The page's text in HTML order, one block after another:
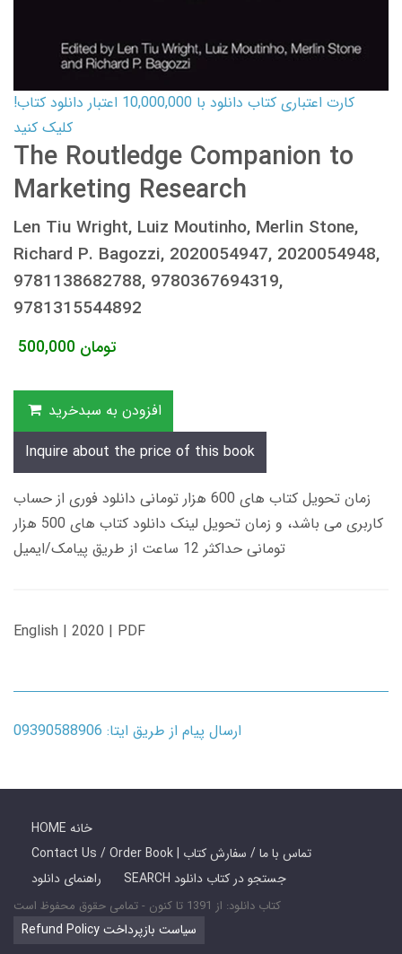
کارت اعتباری کتاب دانلود با 10,000,000 اعتبار دانلود کتاب!
کلیک کنید
The Routledge Companion to
Marketing Research
Len Tiu Wright, Luiz Moutinho, Merlin Stone,
Richard P. Bagozzi, 2020054947, 2020054948,
9781138682788, 9780367694319,
9781315544892
500,000 تومان
افزودن به سبدخرید
Inquire about the price of this book
زمان تحویل کتاب های 600 هزار تومانی دانلود فوری از حساب
کاربری می باشد، و زمان تحویل لینک دانلود کتاب های 500 هزار
تومانی حداکثر 12 ساعت از طریق پیامک/ایمیل
English | 2020 | PDF
ارسال پیام از طریق ایتا: 09390588906
HOME خانه
Contact Us / Order Book | تماس با ما / سفارش کتاب
راهنمای دانلود
SEARCH جستجو در کتاب دانلود
کتاب دانلود: از 1391 تا کنون - تمامی حقوق محفوظ است
Refund Policy سیاست بازپرداخت